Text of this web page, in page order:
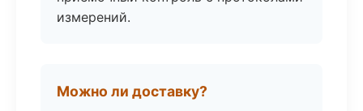
измерений.
Можно ли доставку?